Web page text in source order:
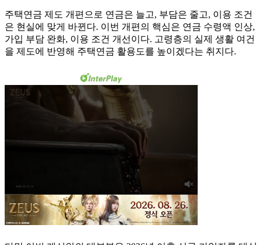
주택연금 제도 개편으로 연금은 늘고, 부담은 줄고, 이용 조건
은 현실에 맞게 바뀐다. 이번 개편의 핵심은 연금 수령액 인상,
가입 부담 완화, 이용 조건 개선이다. 고령층의 실제 생활 여건
을 제도에 반영해 주택연금 활용도를 높이겠다는 취지다.